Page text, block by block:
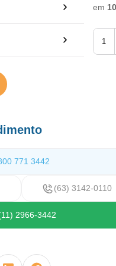
em
771 3442
(63) 3142-0110
2966-3442